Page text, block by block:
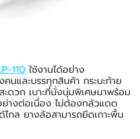
110 ใช้งานได้อย่าง
นและบรรทุกสินค้า กระบะท้าย
ดวก เบาะที่นั่งนุ่มพิเศษมาพร้อม
างต่อเนื่อง ไม่ต้องกลัวแดด
กล ยางล้อสามารถยึดเกาะพื้น